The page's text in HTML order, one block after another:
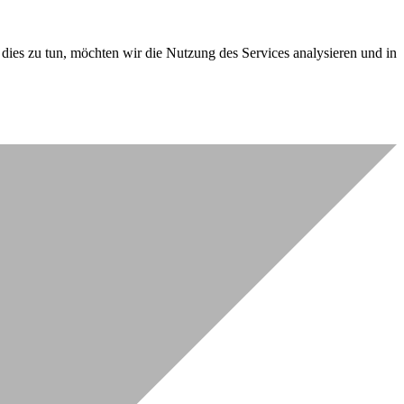
zu tun, möchten wir die Nutzung des Services analysieren und in